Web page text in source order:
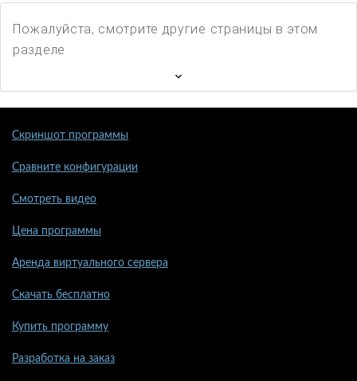
Пожалуйста, смотрите другие страницы в этом
разделе
Скриншот программы
Сравните конфигурации
Смотреть видео
Цена программы
Аренда виртуального сервера
Скачать бесплатно
Купить программу
Разработка на заказ